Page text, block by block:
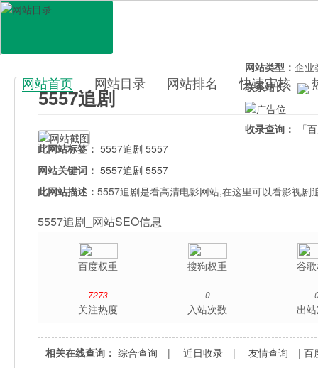
百科目录
网站首页 网站目录 网站排名 快速审核
5557追剧
网站类型： 企业
联系站长：
收录查询：
「
此网站标签： 5557追剧 5557
网站关键词： 5557追剧 5557
此网站描述：5557追剧是看高清电影网站,在这里可以看影视
5557追剧_网站SEO信息
百度权重 搜狗权重 谷
7273
关注热度
0
入站次数 出
相关在线查询： 综合查询 |近日收录 |友情查询 |百